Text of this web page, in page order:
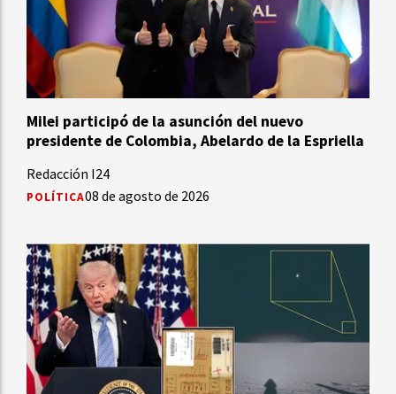
Milei participó de la asunción del nuevo
presidente de Colombia, Abelardo de la Espriella
Redacción I24
POLÍTICA08 de agosto de 2026